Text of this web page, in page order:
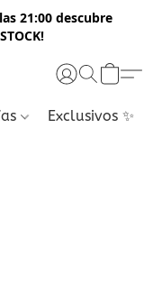
21:00 descubre
Exclusivos ✨